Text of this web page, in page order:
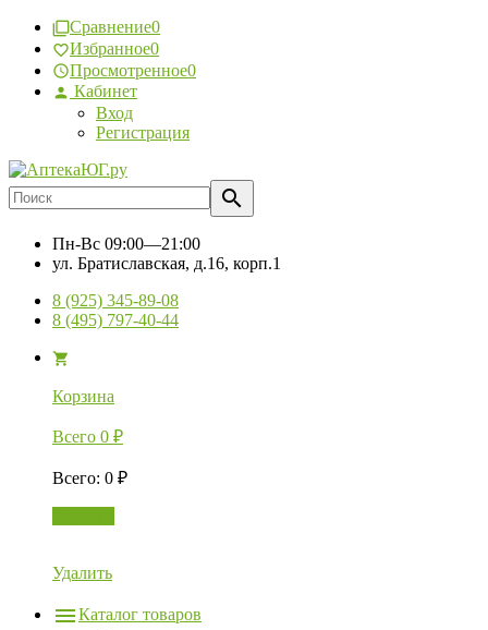
Сравнение0
Избранное0
Просмотренное0
Кабинет
Вход
Регистрация
Пн-Вс 09:00—21:00
ул. Братиславская, д.16, корп.1
8 (925) 345-89-08
8 (495) 797-40-44
Корзина
Всего 0 ₽
Всего: 0 ₽
Удалить
Каталог товаров